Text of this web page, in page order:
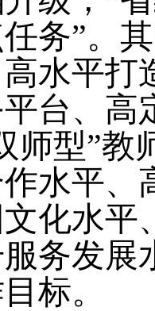
务”。
高水平打
台、高
师型”教
水平、
化水平
务发展
标。